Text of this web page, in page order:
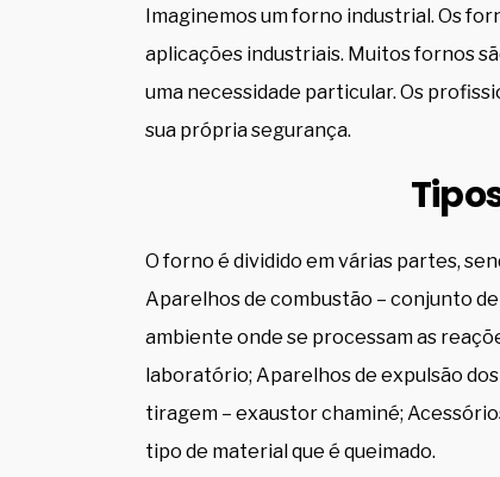
Imaginemos um forno industrial. Os
aplicações industriais. Muitos fornos
uma necessidade particular. Os
sua própria segurança.
O forno é dividido em várias partes,
Aparelhos de combustão – conjunto
ambiente onde se processam as
laboratório; Aparelhos de expulsão
tiragem – exaustor chaminé;
tipo de material que é queimado.